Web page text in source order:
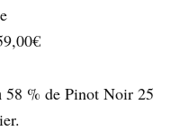
58 % de Pinot Noir 25